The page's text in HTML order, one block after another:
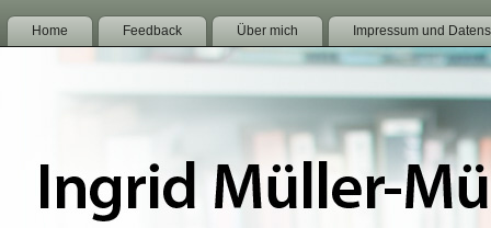
Home Feedback Über mich Impressum und